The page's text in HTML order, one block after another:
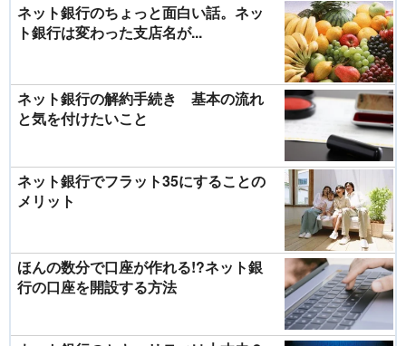
ネット銀行のちょっと面白い話。ネッ
ト銀行は変わった支店名が...
ネット銀行の解約手続き 基本の流れ
と気を付けたいこと
ネット銀行でフラット35にすることの
メリット
ほんの数分で口座が作れる!?ネット銀
行の口座を開設する方法